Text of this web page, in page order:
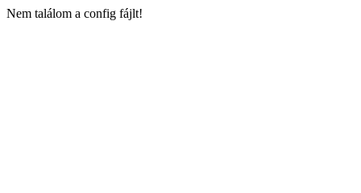
Nem találom a config fájlt!